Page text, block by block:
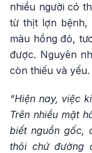
nhiều người có
từ thịt lợn bệnh,
màu hồng đỏ,
được. Nguyên
còn thiếu và yếu.
“Hiện nay, việc
Trên nhiều mặt
biết nguồn gốc,
thôi chứ đường